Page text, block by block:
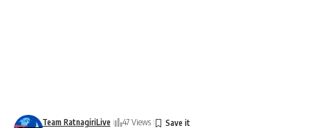
Team RatnagiriLive 47 Views